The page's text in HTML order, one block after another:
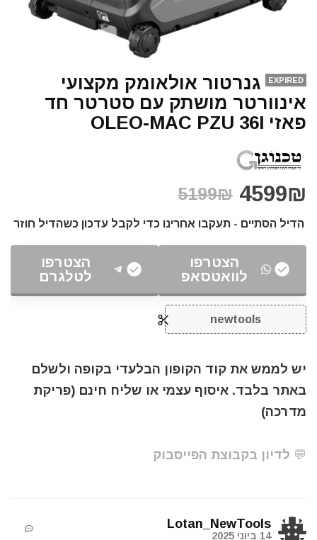
EXPIRED
גנרטור אולאומק מקצועי
אינוורטר מושתק עם סטרטר חד
פאזי OLEO-MAC PZU 36I
4599₪
5199₪
הדיל הסתיים - תעקבו אחרינו כדי לקבל עדכון כשהדיל חוזר
הצטרפו
לוואטסאפ
הצטרפו
לטלגרם
newtools
יש לממש את קוד הקופון הבלעדי בקופה ולשלם
באתר בלבד. איסוף עצמי או שליח חינם (פריקת
מדרכה)
💬 לדיון בקבוצת הפייסבוק
Lotan_NewTools
14 ביוני 2025